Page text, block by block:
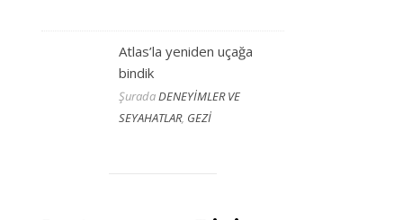
Atlas’la yeniden uçağa
bindik
ŞuradaDENEYİMLER VE
SEYAHATLAR, GEZİ